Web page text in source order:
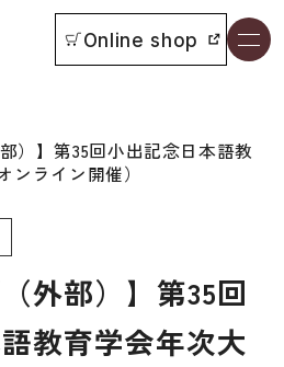
Online shop
をさがす
科書
部）】第35回小出記念日本語教
ンライン開催）
（外部）】第35回
教育学会年次大